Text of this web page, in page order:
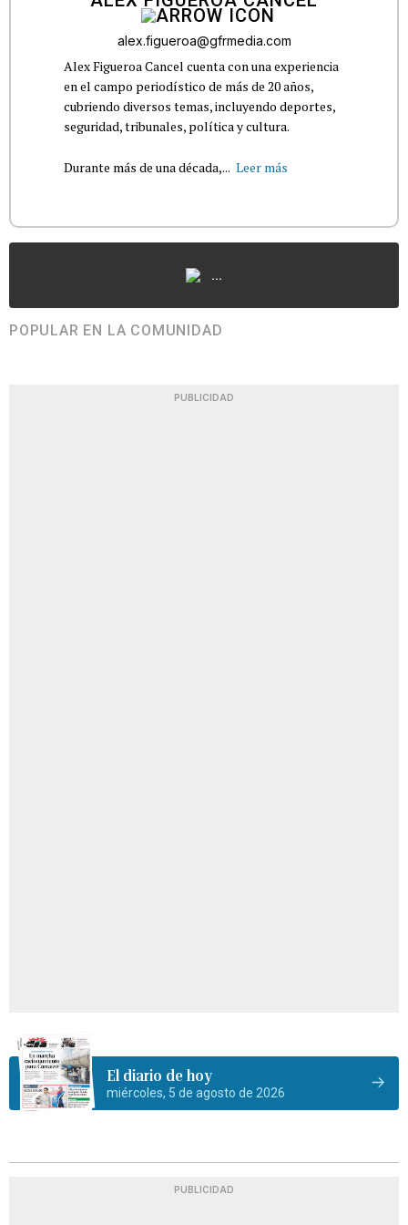
alex.figueroa@gfrmedia.com
Alex Figueroa Cancel cuenta con una experiencia
en el campo periodístico de más de 20 años,
cubriendo diversos temas, incluyendo deportes,
seguridad, tribunales, política y cultura.
Durante más de una década,... Leer más
...
POPULAR EN LA COMUNIDAD
PUBLICIDAD
El diario de hoy
miércoles, 5 de agosto de 2026
PUBLICIDAD